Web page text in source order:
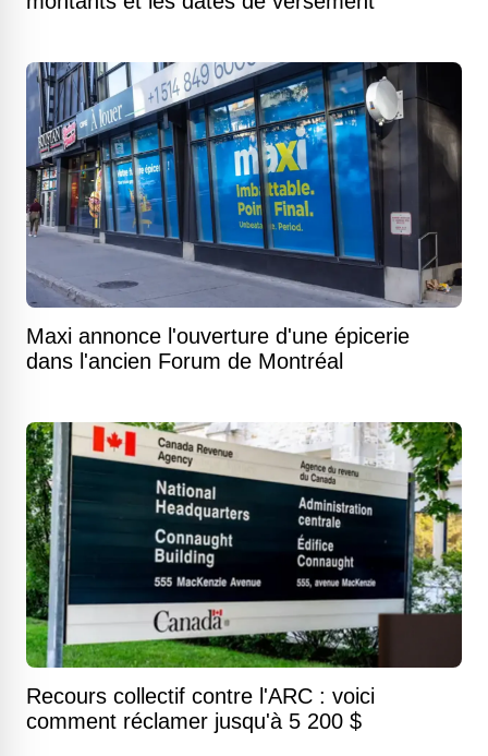
Maxi annonce l'ouverture d'une épicerie
dans l'ancien Forum de Montréal
Recours collectif contre l'ARC : voici
comment réclamer jusqu'à 5 200 $